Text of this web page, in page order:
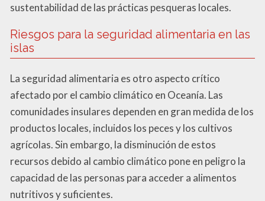
sustentabilidad de las prácticas pesqueras locales.
Riesgos para la seguridad alimentaria en las
islas
La seguridad alimentaria es otro aspecto crítico
afectado por el cambio climático en Oceanía. Las
comunidades insulares dependen en gran medida de los
productos locales, incluidos los peces y los cultivos
agrícolas. Sin embargo, la disminución de estos
recursos debido al cambio climático pone en peligro la
capacidad de las personas para acceder a alimentos
nutritivos y suficientes.